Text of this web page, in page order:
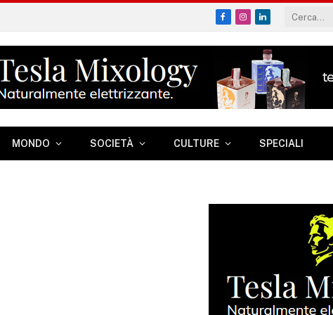
Facebook
Instagram
LinkedIn
MONDO SOCIETÀ CULTURE SPECIALI